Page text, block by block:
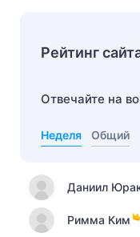
Рейтинг
Отвечайте на
Неделя Общий
Даниил
Римма Ким